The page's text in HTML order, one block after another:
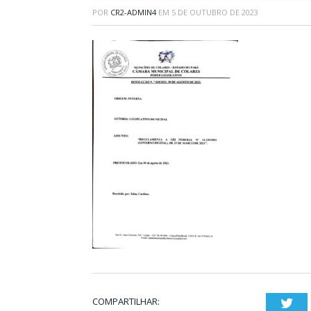
POR CR2-ADMIN4 EM 5 DE OUTUBRO DE 2023
COMPARTILHAR: